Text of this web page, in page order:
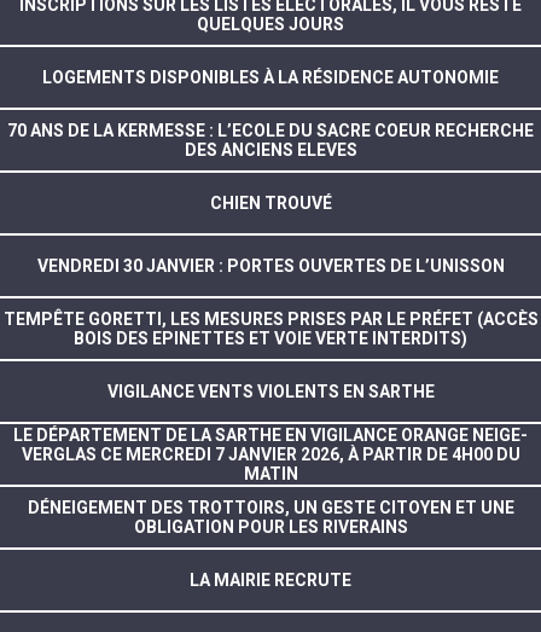
INSCRIPTIONS SUR LES LISTES ÉLECTORALES, IL VOUS RESTE
QUELQUES JOURS
LOGEMENTS DISPONIBLES À LA RÉSIDENCE AUTONOMIE
70 ANS DE LA KERMESSE : L’ECOLE DU SACRE COEUR RECHERCHE
DES ANCIENS ELEVES
CHIEN TROUVÉ
VENDREDI 30 JANVIER : PORTES OUVERTES DE L’UNISSON
TEMPÊTE GORETTI, LES MESURES PRISES PAR LE PRÉFET (ACCÈS
BOIS DES EPINETTES ET VOIE VERTE INTERDITS)
VIGILANCE VENTS VIOLENTS EN SARTHE
LE DÉPARTEMENT DE LA SARTHE EN VIGILANCE ORANGE NEIGE-
VERGLAS CE MERCREDI 7 JANVIER 2026, À PARTIR DE 4H00 DU
MATIN
DÉNEIGEMENT DES TROTTOIRS, UN GESTE CITOYEN ET UNE
OBLIGATION POUR LES RIVERAINS
LA MAIRIE RECRUTE